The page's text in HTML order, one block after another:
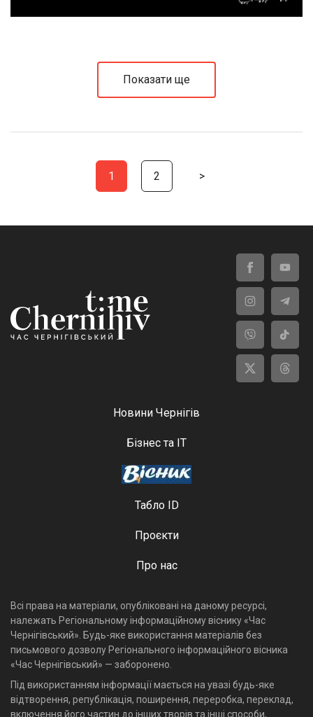
Показати ще
1 2 >
Новини Чернігів
Бізнес та ІТ
Табло ID
Проєкти
Про нас
Всі права на матеріали, опубліковані на даному ресурсі,
належать Регіональному інформаційному віснику «Час
Чернігівський». Будь-яке використання матеріалів без
письмового дозволу Регіонального інформаційного вісника
«Час Чернігівський» — заборонено.
Під використанням інформації мається на увазі будь-яке
відтворення, републікація, поширення, переробка, переклад,
включення його частин до інших творів та інші способи,